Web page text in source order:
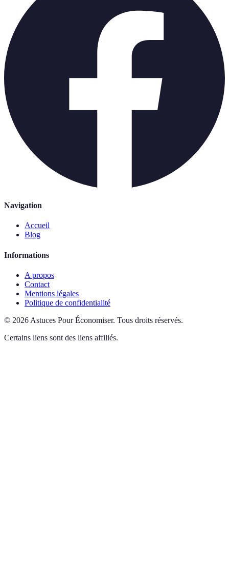
Navigation
Accueil
Blog
Informations
A propos
Contact
Mentions légales
Politique de confidentialité
© 2026 Astuces Pour Économiser. Tous droits réservés.
Certains liens sont des liens affiliés.